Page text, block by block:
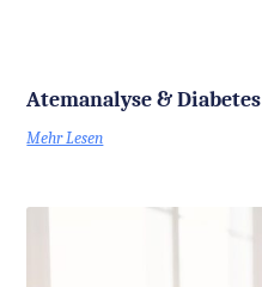
Atemanalyse & Diabetes
Mehr Lesen